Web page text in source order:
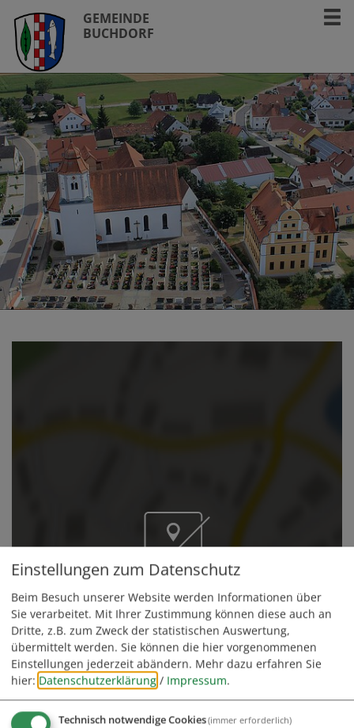
GEMEINDE
BUCHDORF
Möchten Sie von Google Maps bereitgestellte externe
Inhalte laden?
Ja, immer
Einstellungen zum Datenschutz
Beim Besuch unserer Website werden Informationen über
Sie verarbeitet. Mit Ihrer Zustimmung können diese auch an
Dritte, z.B. zum Zweck der statistischen Auswertung,
übermittelt werden. Sie können die hier vorgenommenen
Einstellungen jederzeit abändern. Mehr dazu erfahren Sie
hier: Datenschutzerklärung / Impressum.
Technisch notwendige Cookies(immer erforderlich)